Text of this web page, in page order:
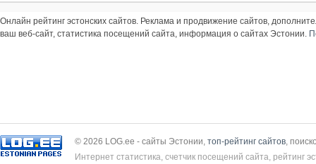
Онлайн рейтинг эстонских сайтов. Реклама и продвижение сайтов,
ваш веб-сайт, статистика посещений сайта, информация о сайтах Эстонии.
© 2026 LOG.ee - сайты Эстонии, топ-рейтинг сайтов ,
Интернет статистика, счетчик посещений сайта, рейтинг